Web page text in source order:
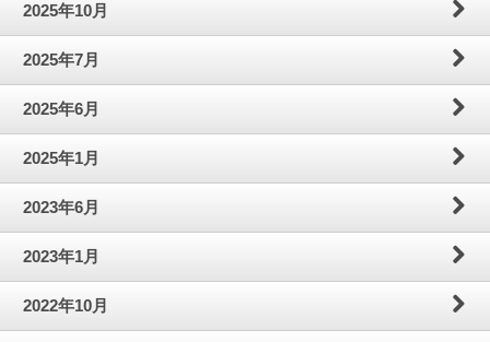
2025年10月
2025年7月
2025年6月
2025年1月
2023年6月
2023年1月
2022年10月